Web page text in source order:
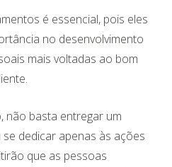
é essencial, pois eles
no desenvolvimento
mais voltadas ao bom
não basta entregar um
dedicar apenas às ações
que as pessoas